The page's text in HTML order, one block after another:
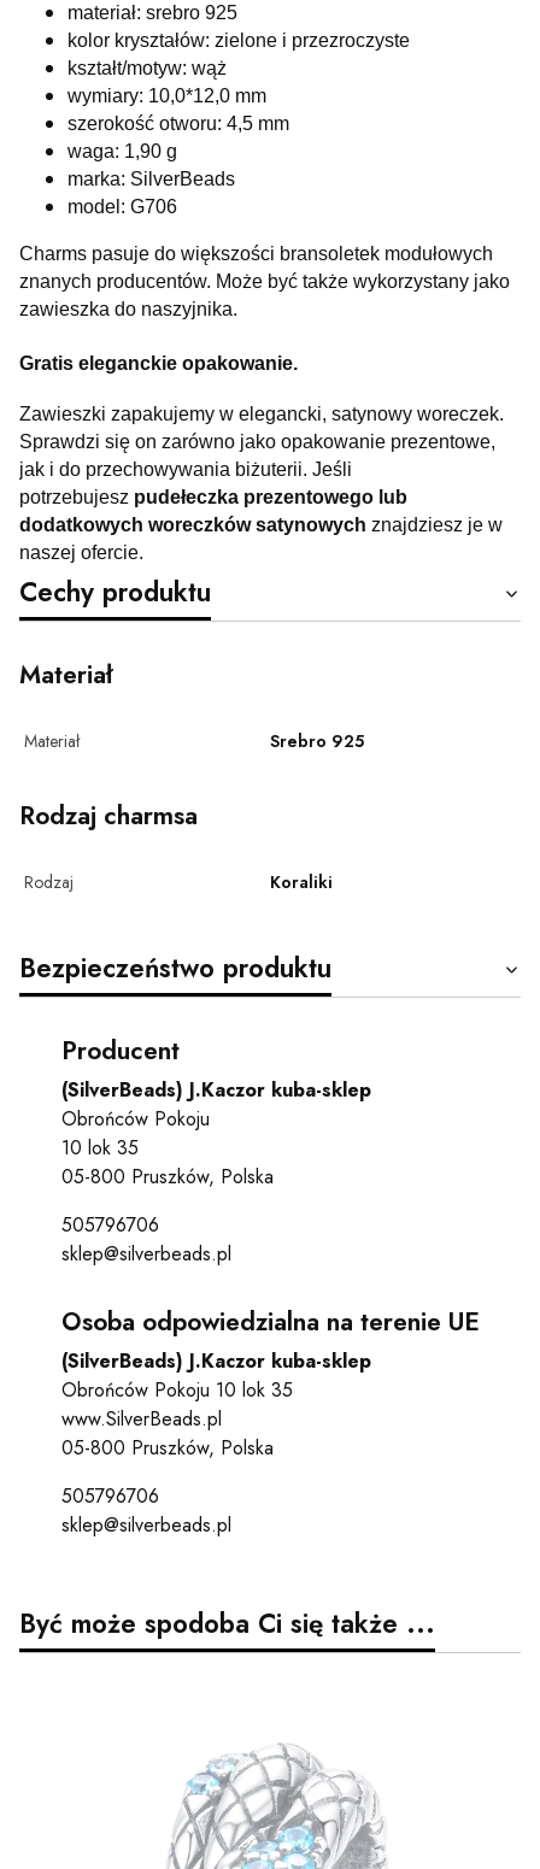
materiał: srebro 925
kolor kryształów: zielone i przezroczyste
kształt/motyw: wąż
wymiary: 10,0*12,0 mm
szerokość otworu: 4,5 mm
waga: 1,90 g
marka: SilverBeads
model: G706
Charms pasuje do większości bransoletek modułowych
znanych producentów. Może być także wykorzystany jako
zawieszka do naszyjnika.
Gratis eleganckie opakowanie.
Zawieszki zapakujemy w elegancki, satynowy woreczek.
Sprawdzi się on zarówno jako opakowanie prezentowe,
jak i do przechowywania biżuterii. Jeśli
potrzebujesz pudełeczka prezentowego lub
dodatkowych woreczków satynowych znajdziesz je w
naszej ofercie.
Cechy produktu
Materiał
Materiał Srebro 925
Rodzaj charmsa
Rodzaj Koraliki
Bezpieczeństwo produktu
Producent
(SilverBeads) J.Kaczor kuba-sklep
Obrońców Pokoju
10 lok 35
05-800 Pruszków, Polska
505796706
sklep@silverbeads.pl
Osoba odpowiedzialna na terenie UE
(SilverBeads) J.Kaczor kuba-sklep
Obrońców Pokoju 10 lok 35
www.SilverBeads.pl
05-800 Pruszków, Polska
505796706
sklep@silverbeads.pl
Być może spodoba Ci się także ...